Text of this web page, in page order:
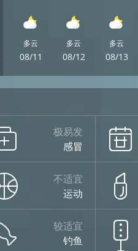
多云
08/11
多云
08/12
多云
08/13
极易发
感冒
不适宜
运动
较适宜
钓鱼